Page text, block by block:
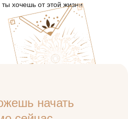
хочешь от этой жизни
начать